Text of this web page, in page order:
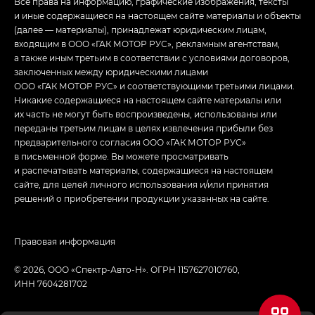
и иные содержащиеся на настоящем сайте материалы и объекты
(далее — материалы), принадлежат юридическим лицам,
входящим в ООО «ГАК МОТОР РУС», рекламным агентствам,
а также иным третьим в соответствии с условиями договоров,
заключенных между юридическими лицами
ООО «ГАК МОТОР РУС» и соответствующими третьими лицами.
Никакие содержащиеся на настоящем сайте материалы или
их часть не могут быть воспроизведены, использованы или
переданы третьим лицам в целях извлечения прибыли без
предварительного согласия ООО «ГАК МОТОР РУС»
в письменной форме. Вы можете просматривать
и распечатывать материалы, содержащиеся на настоящем
сайте, для целей личного использования и/или принятия
решений о приобретении продукции указанных на сайте.
© 2026, ООО «Спектр-Авто-Н». ОГРН 1157627010760,
ИНН 7604281702
Правовая информация